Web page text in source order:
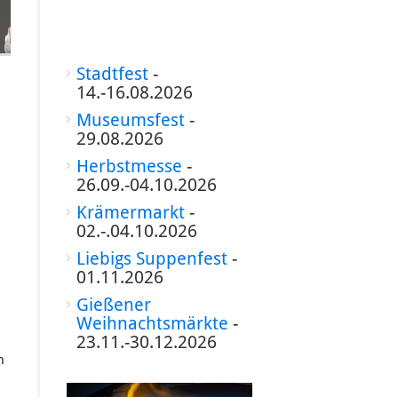
Stadtfest-
14.-16.08.2026
Museumsfest-
29.08.2026
Herbstmesse -
26.09.-04.10.2026
Krämermarkt-
02.-.04.10.2026
Liebigs Suppenfest-
01.11.2026
Gießener
Weihnachtsmärkte -
23.11.-30.12.2026